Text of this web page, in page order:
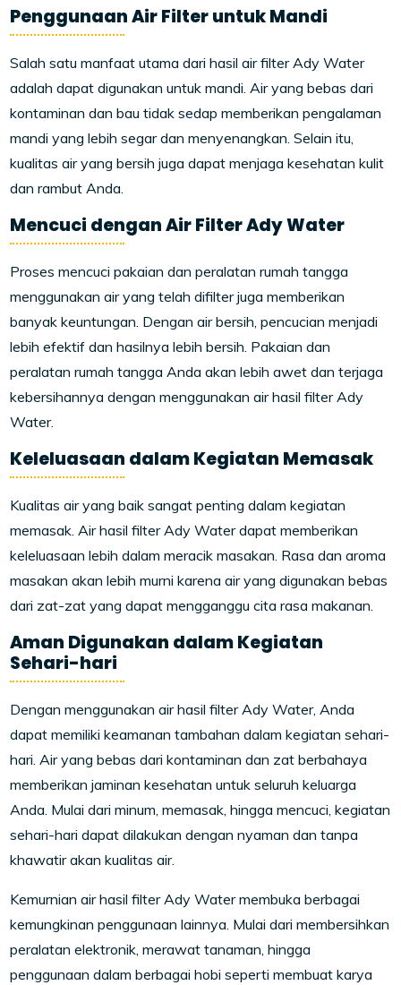
Penggunaan Air Filter untuk Mandi
Salah satu manfaat utama dari hasil air filter Ady Water
adalah dapat digunakan untuk mandi. Air yang bebas dari
kontaminan dan bau tidak sedap memberikan pengalaman
mandi yang lebih segar dan menyenangkan. Selain itu,
kualitas air yang bersih juga dapat menjaga kesehatan kulit
dan rambut Anda.
Mencuci dengan Air Filter Ady Water
Proses mencuci pakaian dan peralatan rumah tangga
menggunakan air yang telah difilter juga memberikan
banyak keuntungan. Dengan air bersih, pencucian menjadi
lebih efektif dan hasilnya lebih bersih. Pakaian dan
peralatan rumah tangga Anda akan lebih awet dan terjaga
kebersihannya dengan menggunakan air hasil filter Ady
Water.
Keleluasaan dalam Kegiatan Memasak
Kualitas air yang baik sangat penting dalam kegiatan
memasak. Air hasil filter Ady Water dapat memberikan
keleluasaan lebih dalam meracik masakan. Rasa dan aroma
masakan akan lebih murni karena air yang digunakan bebas
dari zat-zat yang dapat mengganggu cita rasa makanan.
Aman Digunakan dalam Kegiatan
Sehari-hari
Dengan menggunakan air hasil filter Ady Water, Anda
dapat memiliki keamanan tambahan dalam kegiatan sehari-
hari. Air yang bebas dari kontaminan dan zat berbahaya
memberikan jaminan kesehatan untuk seluruh keluarga
Anda. Mulai dari minum, memasak, hingga mencuci, kegiatan
sehari-hari dapat dilakukan dengan nyaman dan tanpa
khawatir akan kualitas air.
Kemurnian air hasil filter Ady Water membuka berbagai
kemungkinan penggunaan lainnya. Mulai dari membersihkan
peralatan elektronik, merawat tanaman, hingga
penggunaan dalam berbagai hobi seperti membuat karya